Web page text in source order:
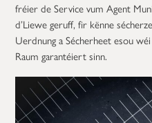
fréier de Service vum Agent
d’Liewe geruff, fir kënne
Uerdnung a Sécherheet esou
Raum garantéiert sinn.